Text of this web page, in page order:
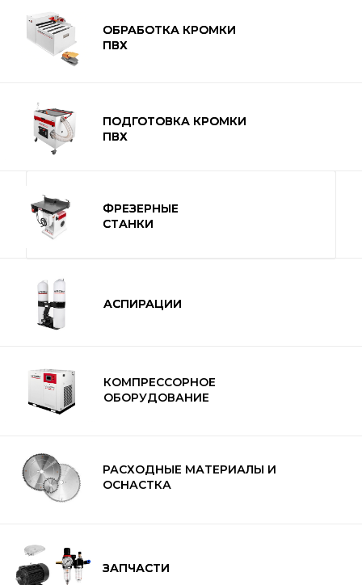
АСПИРАЦИИ
ФРЕЗЕРНЫЕ
СТАНКИ
ПОДГОТОВКА КРОМКИ
ПВХ
ЗАПЧАСТИ
ОБРАБОТКА КРОМКИ
ПВХ
АСПИРАЦИИ
РАСХОДНЫЕ МАТЕРИАЛЫ И
ОСНАСТКА
ФРЕЗЕРНЫЕ
СТАНКИ
ПОДГОТОВКА КРОМКИ
ПВХ
КОМПРЕССОРНОЕ
ОБОРУДОВАНИЕ
ЗАПЧАСТИ
ОБРАБОТКА КРОМКИ
ПВХ